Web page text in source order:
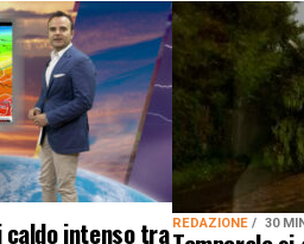
caldo intenso tra REDAZIONE 30